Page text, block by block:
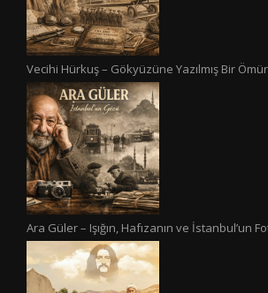
Vecihi Hürkuş – Gökyüzüne Yazılmış Bir Ömür
Ara Güler – Işığın, Hafızanın ve İstanbul’un